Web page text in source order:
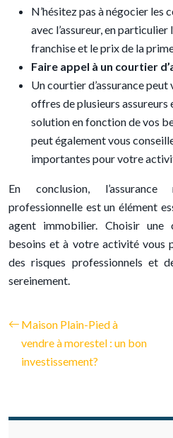
N’hésitez pas à négocier les
avec l’assureur, en
franchise et le prix de la
Faire appel à un courtier
Un courtier d’assurance
offres de plusieurs
solution en fonction de vos
peut également vous
importantes pour votre
En conclusion,
professionnelle est un élément
agent immobilier. Choisir une
besoins et à votre activité vous
des risques professionnels et
sereinement.
Maison Plain-Pied à
vendre à morestel : un bon
investissement?